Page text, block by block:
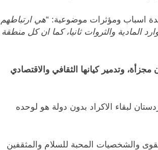
عدة اسباب ومؤثرات موضوعية: “هي ارتباطهم
المادية والثروات ثانيا، كما ان كل منطقة
وتدمير كيانها الثقافي والاقتصادي
لبقاء الاكراد بدون دولة هو لوحده
والشخصيات المحبة للسلام والمثقفين